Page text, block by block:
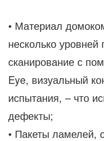
• Материал
несколько уровней
сканирование с
Eye, визуальный
испытания, – что
дефекты;
• Пакеты ламелей,